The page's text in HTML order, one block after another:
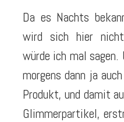
Da es Nachts
wird sich hier
würde ich mal
morgens dann ja
Produkt, und damit
Glimmerpartikel,